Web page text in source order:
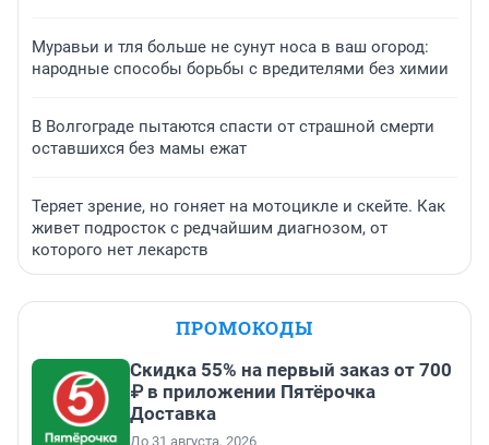
Муравьи и тля больше не сунут носа в ваш огород:
народные способы борьбы с вредителями без химии
В Волгограде пытаются спасти от страшной смерти
оставшихся без мамы ежат
Теряет зрение, но гоняет на мотоцикле и скейте. Как
живет подросток с редчайшим диагнозом, от
которого нет лекарств
ПРОМОКОДЫ
Скидка 55% на первый заказ от 700
₽ в приложении Пятёрочка
Доставка
До 31 августа, 2026